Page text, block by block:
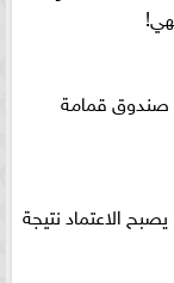
صندوق قمامة
الاعتماد نتيجة